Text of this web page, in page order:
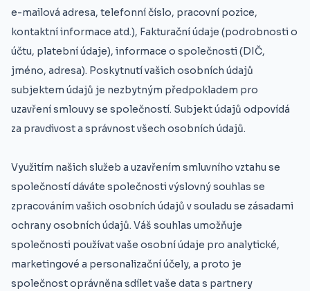
e-mailová adresa, telefonní číslo, pracovní pozice,
kontaktní informace atd.), Fakturační údaje (podrobnosti o
účtu, platební údaje), informace o společnosti (DIČ,
jméno, adresa). Poskytnutí vašich osobních údajů
subjektem údajů je nezbytným předpokladem pro
uzavření smlouvy se společností. Subjekt údajů odpovídá
za pravdivost a správnost všech osobních údajů.
Využitím našich služeb a uzavřením smluvního vztahu se
společností dáváte společnosti výslovný souhlas se
zpracováním vašich osobních údajů v souladu se zásadami
ochrany osobních údajů. Váš souhlas umožňuje
společnosti používat vaše osobní údaje pro analytické,
marketingové a personalizační účely, a proto je
společnost oprávněna sdílet vaše data s partnery